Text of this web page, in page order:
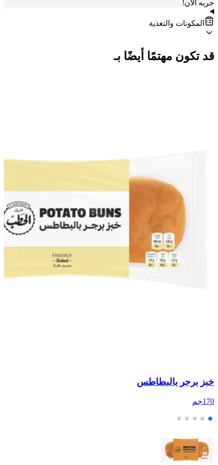
جربه الآن!
المكونات والتغذية
قد تكون مهتمًا أيضًا بـ
خبز برجر بالبطاطس
170جم